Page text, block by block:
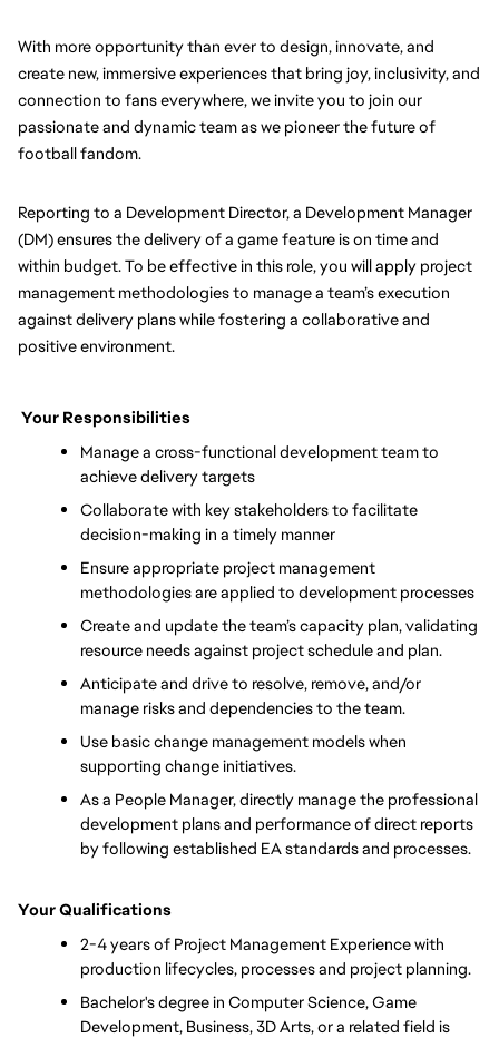
With more opportunity than ever to design, innovate, and
create new, immersive experiences that bring joy, inclusivity, and
connection to fans everywhere, we invite you to join our
passionate and dynamic team as we pioneer the future of
football fandom.
Reporting to a Development Director, a Development Manager
(DM) ensures the delivery of a game feature is on time and
within budget. To be effective in this role, you will apply project
management methodologies to manage a team’s execution
against delivery plans while fostering a collaborative and
positive environment.
Your Responsibilities
Manage a cross-functional development team to
achieve delivery targets
Collaborate with key stakeholders to facilitate
decision-making in a timely manner
Ensure appropriate project management
methodologies are applied to development processes
Create and update the team’s capacity plan, validating
resource needs against project schedule and plan.
Anticipate and drive to resolve, remove, and/or
manage risks and dependencies to the team.
Use basic change management models when
supporting change initiatives.
As a People Manager, directly manage the professional
development plans and performance of direct reports
by following established EA standards and processes.
Your Qualifications
2-4 years of Project Management Experience with
production lifecycles, processes and project planning.
Bachelor's degree in Computer Science, Game
Development, Business, 3D Arts, or a related field is